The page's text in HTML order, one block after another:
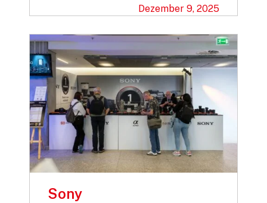
Dezember 9, 2025
Sony